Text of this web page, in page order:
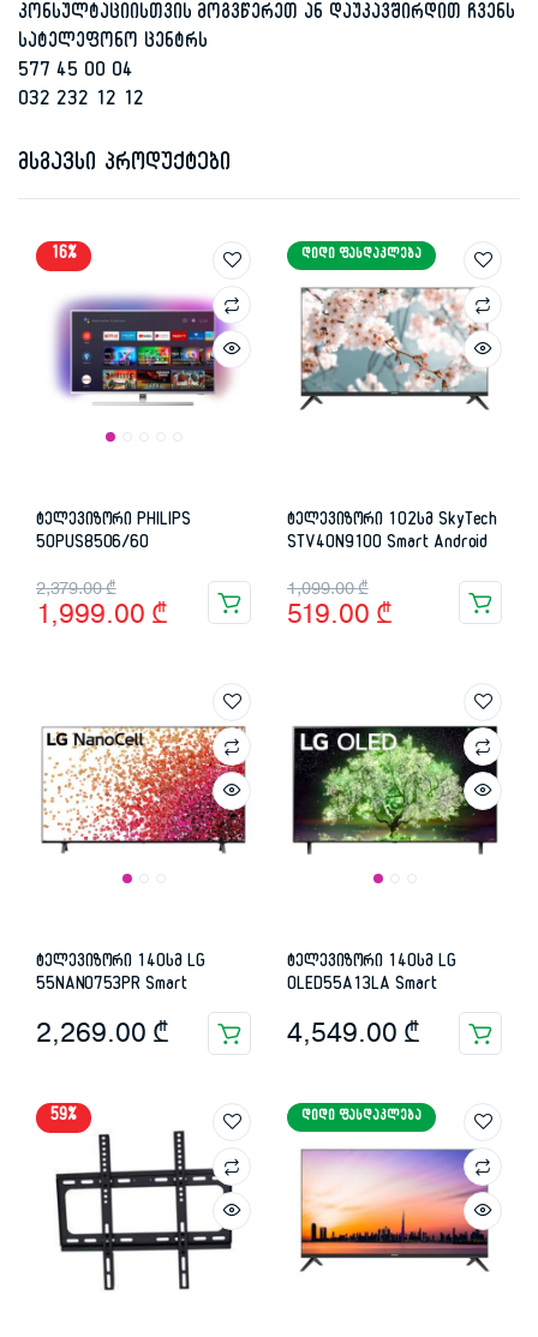
კონსულტაციისთვის მოგვწერეთ ან დაუკავშირდით ჩვენს
სატელეფონო ცენტრს
577 45 00 04
032 232 12 12
მსგავსი პროდუქტები
16%
ტელევიზორი PHILIPS
50PUS8506/60
2,379.00₾
Original
price
1,999.00 ₾
Current
price
ᲓᲘᲓᲘ ᲤᲐᲡᲓᲐᲙᲚᲔᲑᲐ
ტელევიზორი 102სმ SkyTech
STV40N9100 Smart Android
1,099.00₾
Original
price
519.00 ₾
Current
price
ტელევიზორი 140სმ LG
55NANO753PR Smart
2,269.00 ₾
ტელევიზორი 140სმ LG
OLED55A13LA Smart
4,549.00 ₾
59% ᲓᲘᲓᲘ ᲤᲐᲡᲓᲐᲙᲚᲔᲑᲐ